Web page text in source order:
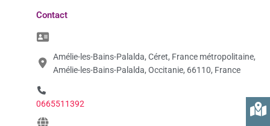
Contact
Amélie-les-Bains-Palalda, Céret, France métropolitaine,
Amélie-les-Bains-Palalda, Occitanie, 66110, France
0665511392